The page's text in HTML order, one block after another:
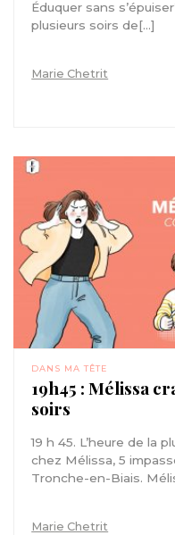
Éduquer sans
plusieurs soirs de[...]
Marie Chetrit
DANS MA TÊTE
19h45 : Mélissa
soirs
19 h 45. L’heure de la
chez Mélissa, 5
Tronche-en-Biais.
Marie Chetrit